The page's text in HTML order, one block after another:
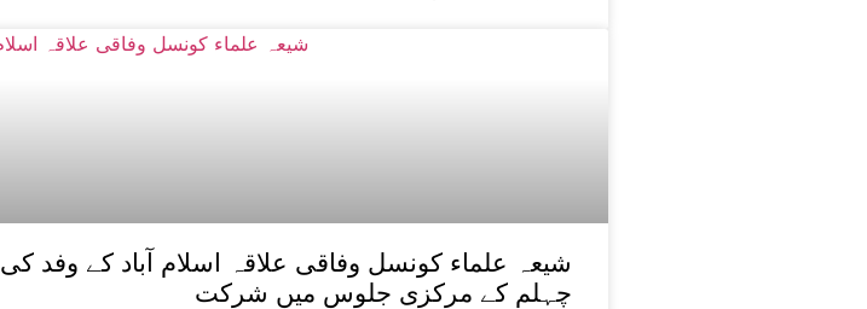
شیعہ علماء کونسل وفاقی علاقہ اسلام آباد کے وفد کی
چہلم کے مرکزی جلوس میں شرکت